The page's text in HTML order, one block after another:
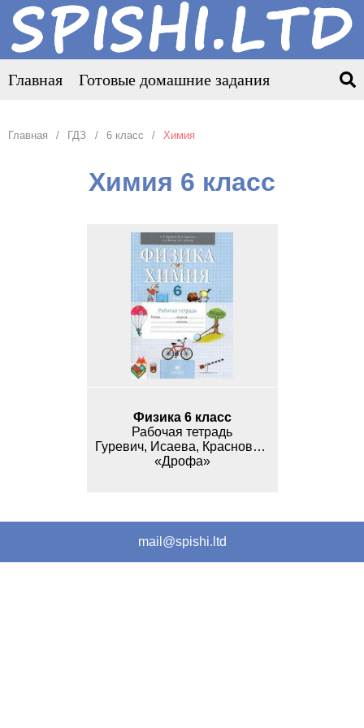
Главная Готовые домашние задания
Главная ГДЗ 6 класс Химия
Химия 6 класс
Физика 6 класс
Рабочая тетрадь
Гуревич, Исаева, Краснова, Нотова
«Дрофа»
mail@spishi.ltd